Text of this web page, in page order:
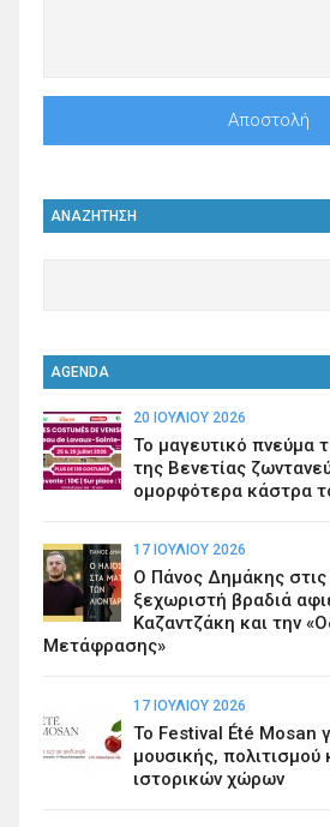
ΑΝΑΖΗΤΗΣΗ
AGENDA
20 ΙΟΥΛΊΟΥ 2026
Το μαγευτικό πνεύμα
της Βενετίας
ομορφότερα κάστρα
17 ΙΟΥΛΊΟΥ 2026
Ο Πάνος Δημάκης
ξεχωριστή βραδιά
Καζαντζάκη και την
Μετάφρασης»
17 ΙΟΥΛΊΟΥ 2026
Το Festival Été Mosan
μουσικής, πολιτισμού
ιστορικών χώρων